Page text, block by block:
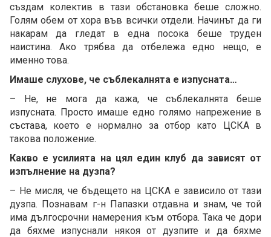
създам колектив в тази обстановка беше сложно.
Голям обем от хора във всички отдели. Начинът да ги
накарам да гледат в една посока беше труден
наистина. Ако трябва да отбележа едно нещо, е
именно това.
Имаше слухове, че съблекалнята е изпусната…
– Не, не мога да кажа, че съблекалнята беше
изпусната. Просто имаше едно голямо напрежение в
състава, което е нормално за отбор като ЦСКА в
такова положение.
Какво е усилията на цял един клуб да зависят от
изпълнение на дузпа?
– Не мисля, че бъдещето на ЦСКА е зависило от тази
дузпа. Познавам г-н Папазки отдавна и знам, че той
има дългосрочни намерения към отбора. Така че дори
да бяхме изпуснали някоя от дузпите и да бяхме